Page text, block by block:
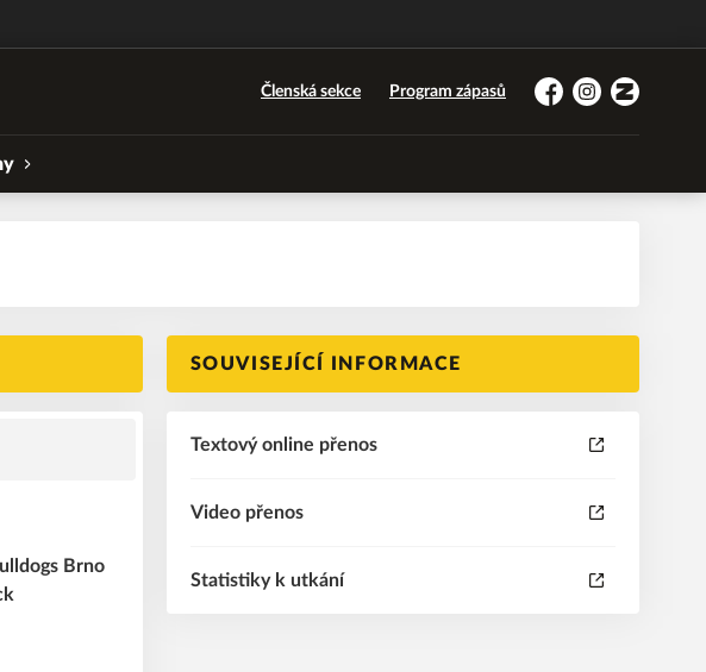
Členská sekce Program zápasů
FacebookInstagramZonerama
SOUVISEJÍCÍ INFORMACE
Textový online přenos
Video přenos
Statistiky k utkání